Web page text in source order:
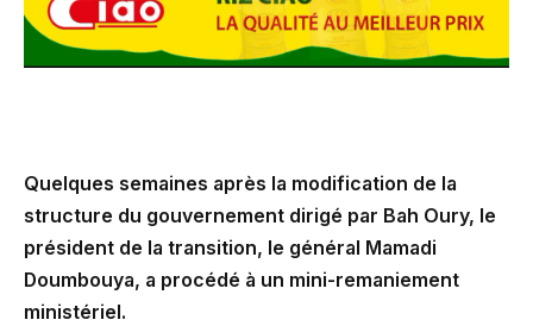
Quelques semaines après la modification de la
structure du gouvernement dirigé par Bah Oury, le
président de la transition, le général Mamadi
Doumbouya, a procédé à un mini-remaniement
ministériel.